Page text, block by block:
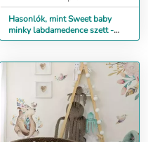
Hasonlók, mint Sweet baby
minky labdamedence szett -
zöld 30 cm